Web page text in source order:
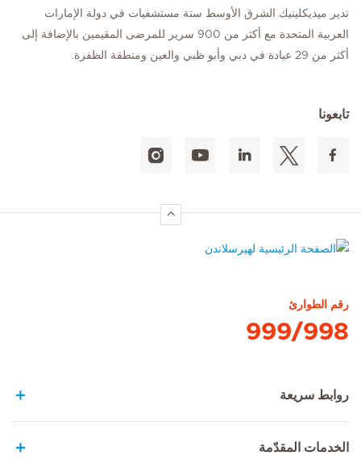
تدير ميديكلينيك الشرق الأوسط ستة مستشفيات في دولة الإمارات
العربية المتحدة مع أكثر من 900 سرير للمرضى المقيمين بالإضافة إلى
أكثر من 29 عيادة في دبي وأبو ظبي والعين ومنطقة الظفرة.
تابعونا
رقم الطوارئ
999/998
روابط سريعة
الخدمات المقدّمة